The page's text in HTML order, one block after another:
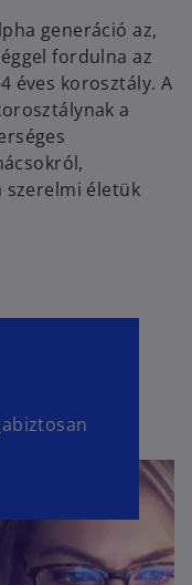
generáció az,
fordulna az
éves korosztály. A
a
szerelmi életük